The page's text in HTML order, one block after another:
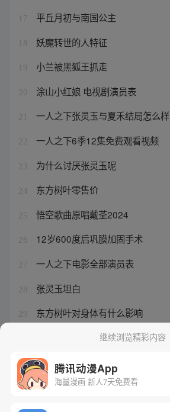
17 平丘月初与南国公主
18 妖魔转世的人特征
19 小兰被黑狐王抓走
20 涂山小红娘 电视剧演员表
21 一人之下张灵玉与夏禾结局怎么样
22 一人之下6季12集免费观看视频
23 为什么讨厌张灵玉呢
24 东方树叶零售价
25 悟空歌曲原唱戴荃2024
26 12岁600度后巩膜加固手术
27 一人之下电影全部演员表
28 张灵玉坦白
29 东方树叶对身体有什么影响
继续浏览精彩内容
腾讯动漫App
海量漫画 新人7天免费看